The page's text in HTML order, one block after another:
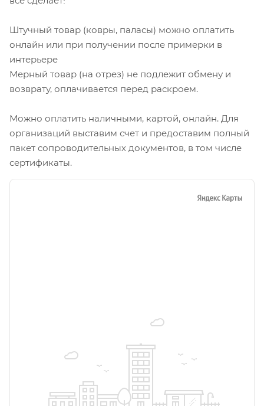
Штучный товар (ковры, паласы) можно оплатить
онлайн или при получении после примерки в
интерьере
Мерный товар (на отрез) не подлежит обмену и
возврату, оплачивается перед раскроем.
Можно оплатить наличными, картой, онлайн. Для
организаций выставим счет и предоставим полный
пакет сопроводительных документов, в том числе
сертификаты.